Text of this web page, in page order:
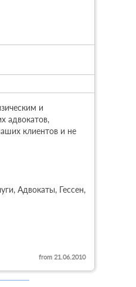
и
адвокатов,
клиентов и не
Адвокаты, Гессен,
from 21.06.2010